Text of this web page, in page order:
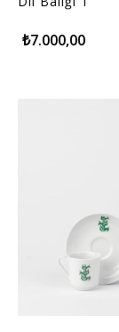
₺7.000,00